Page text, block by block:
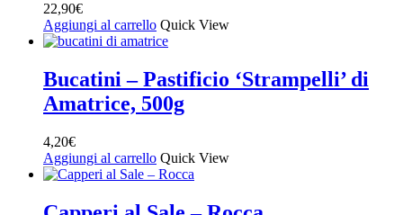
22,90€
Aggiungi al carrello Quick View
Bucatini – Pastificio ‘Strampelli’ di
Amatrice, 500g
4,20€
Aggiungi al carrello Quick View